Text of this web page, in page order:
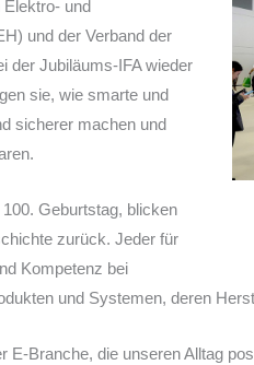
und
und der Verband der
der Jubiläums-IFA wieder
sie, wie smarte und
sicherer machen und
Geburtstag, blicken
zurück. Jeder für
Kompetenz bei
und Systemen, deren
E-Branche, die unseren Alltag